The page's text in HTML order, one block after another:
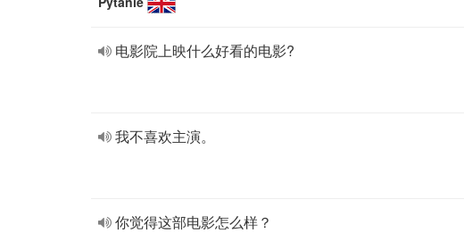
电影院上映什么好看的电影?
我不喜欢主演。
你觉得这部电影怎么样？